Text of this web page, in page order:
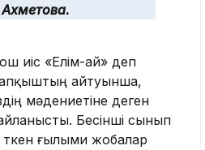
иіс «Елім-ай» деп
айтуынша,
мәдениетіне деген
Бесінші сынып
ғылыми жобалар